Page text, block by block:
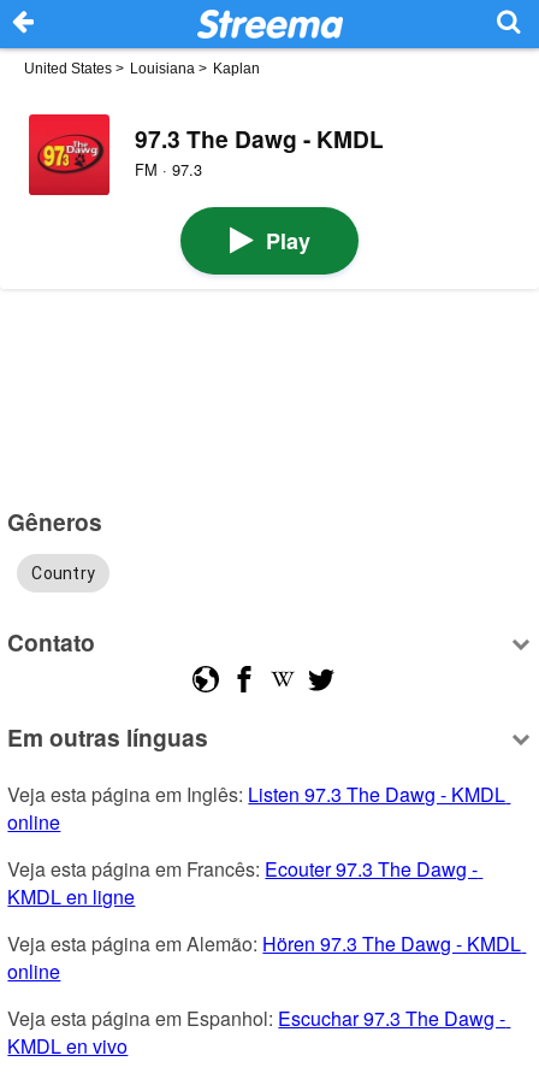
United States > Louisiana > Kaplan
97.3 The Dawg - KMDL
FM · 97.3
Play
Gêneros
Country
Contato
Em outras línguas
Veja esta página em Inglês: Listen 97.3 The Dawg - KMDL
online
Veja esta página em Francês: Ecouter 97.3 The Dawg -
KMDL en ligne
Veja esta página em Alemão: Hören 97.3 The Dawg - KMDL
online
Veja esta página em Espanhol: Escuchar 97.3 The Dawg -
KMDL en vivo